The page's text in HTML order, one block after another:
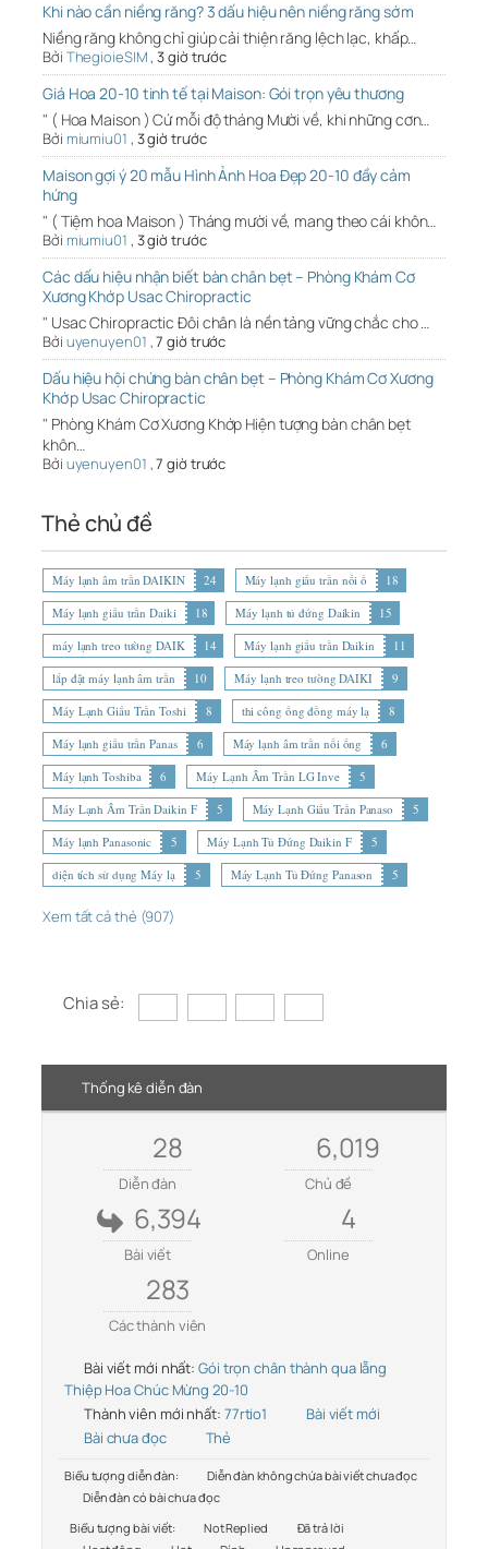
Khi nào cần niềng răng? 3 dấu hiệu nên niềng răng sớm
Niềng răng không chỉ giúp cải thiện răng lệch lạc, khấp…
Bởi ThegioieSIM,3 giờ trước
Giá Hoa 20-10 tinh tế tại Maison: Gói trọn yêu thương
" ( Hoa Maison ) Cứ mỗi độ tháng Mười về, khi những cơn…
Bởi miumiu01 , 3 giờ trước
Maison gợi ý 20 mẫu Hình Ảnh Hoa Đẹp 20-10 đầy cảm
hứng
" ( Tiệm hoa Maison ) Tháng mười về, mang theo cái khôn…
Bởi miumiu01 , 3 giờ trước
Các dấu hiệu nhận biết bàn chân bẹt – Phòng Khám Cơ
Xương Khớp Usac Chiropractic
" Usac Chiropractic Đôi chân là nền tảng vững chắc cho …
Bởi uyenuyen01 ,7 giờ trước
Dấu hiệu hội chứng bàn chân bẹt – Phòng Khám Cơ Xương
Khớp Usac Chiropractic
" Phòng Khám Cơ Xương Khớp Hiện tượng bàn chân bẹt
khôn…
Bởi uyenuyen01 ,7 giờ trước
Thẻ chủ đề
Máy lạnh âm trần DAIKIN 24 Máy lạnh giấu trần nối ố
18
Máy lạnh giấu trần Daiki
18 Máy lạnh tủ đứng Daikin
15
máy lạnh treo tường DAIK
14 Máy lạnh giấu trần Daikin
11
lắp đặt máy lạnh âm trần
10 Máy lạnh treo tường DAIKI
9
Máy Lạnh Giấu Trần Toshi
8 thi công ống đồng máy lạ
8
Máy lạnh giấu trần Panas
6 Máy lạnh âm trần nối ống
6
Máy lạnh Toshiba
6 Máy Lạnh Âm Trần LG Inve
5
Máy Lạnh Âm Trần Daikin F
5 Máy Lạnh Giấu Trần Panaso
5
Máy lạnh Panasonic
5 Máy Lạnh Tủ Đứng Daikin F
5
diện tích sử dụng Máy lạ
5 Máy Lạnh Tủ Đứng Panason 5
Xem tất cả thẻ (907)
Chia sẻ:
Thống kê diễn đàn
28
Diễn đàn
6,019
Chủ đề
6,394
Bài viết
4
Online
283
Các thành viên
Bài viết mới nhất: Gói trọn chân thành qua lẵng
Thiệp Hoa Chúc Mừng 20-10
Thành viên mới nhất: 77rtio1
Bài viết mới
Bài chưa đọc
Thẻ
Biểu tượng diễn đàn:
Diễn đàn không chứa bài viết chưa đọc
Diễn đàn có bài chưa đọc
Biểu tượng bài viết:
Not Replied
Đã trả lời